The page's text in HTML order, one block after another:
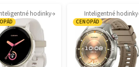
hodinky Inteligentné hodinky
CENOPÁD